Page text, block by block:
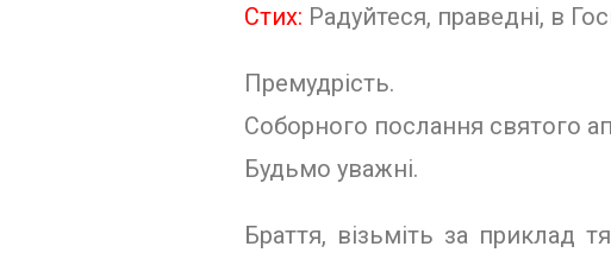
Стих: Радуйтеся, праведні, в
Премудрість.
Соборного послання святого
Будьмо уважні.
Браття, візьміть за приклад